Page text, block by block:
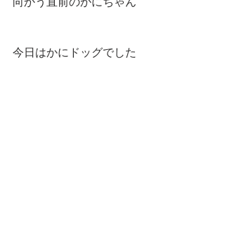
向かう直前のかにちゃん
今日はかにドッグでした